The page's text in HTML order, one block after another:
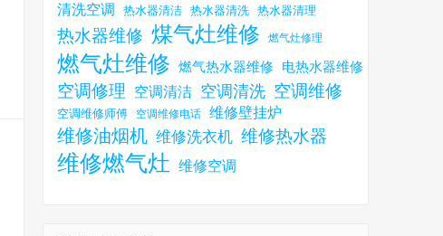
清洗空调 热水器清洁 热水器清洗 热水器清理
热水器维修 煤气灶维修 燃气灶修理
燃气灶维修 燃气热水器维修 电热水器维修
空调修理 空调清洁 空调清洗 空调维修
空调维修师傅 空调维修电话 维修壁挂炉
维修油烟机 维修洗衣机 维修热水器
维修燃气灶 维修空调